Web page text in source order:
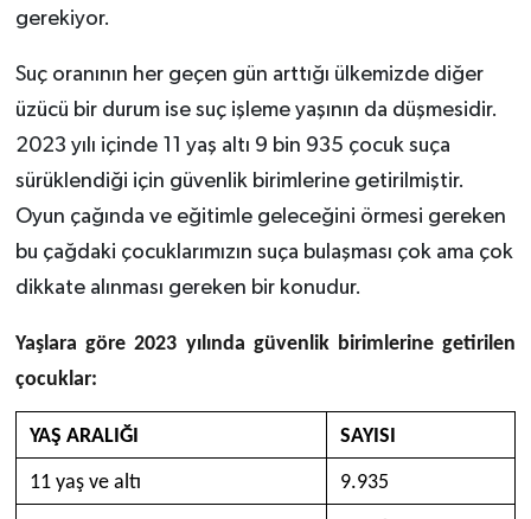
gerekiyor.
Suç oranının her geçen gün arttığı ülkemizde diğer
üzücü bir durum ise suç işleme yaşının da düşmesidir.
2023 yılı içinde 11 yaş altı 9 bin 935 çocuk suça
sürüklendiği için güvenlik birimlerine getirilmiştir.
Oyun çağında ve eğitimle geleceğini örmesi gereken
bu çağdaki çocuklarımızın suça bulaşması çok ama çok
dikkate alınması gereken bir konudur.
Yaşlara göre 2023 yılında güvenlik birimlerine getirilen
çocuklar:
YAŞ ARALIĞI SAYISI
11 yaş ve altı 9.935